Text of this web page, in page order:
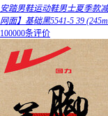
安踏男鞋运动鞋男士夏季款
网面】基础黑5541-5 39
100000条评价